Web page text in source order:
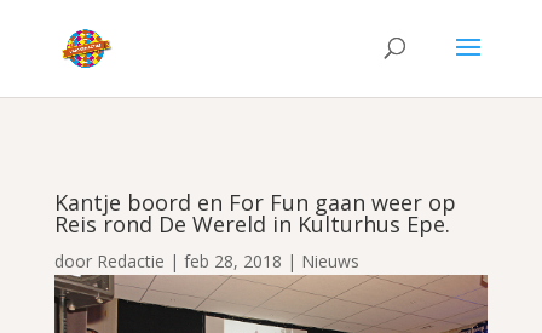
Kantje boord en For Fun gaan weer op
Reis rond De Wereld in Kulturhus Epe.
door Redactie | feb 28, 2018 | Nieuws